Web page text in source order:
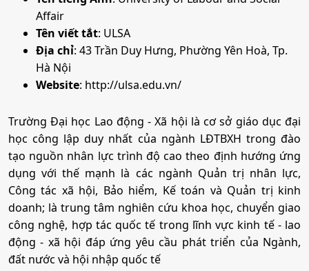
•Mã ngành: 7340201B
•Chỉ tiêu:70
• Phương thức xét tuyển:Ưu TiênĐT THPTHọc Bạ ĐGTD
ĐGNL HN
16. Bảo hiểm
•Mã ngành:7340204A
•Chỉ tiêu:50
• Phương thức xét tuyển:Ưu TiênĐT THPT Học BạĐGTD
BKĐGNL HN
Thí sinh nộp hồ sơ xét tuyển trực tuyến trên cổng
thông tin tuyển sinh của Nhà trường:
https://tuyensinh.ulsa.edu.vn
Thời gian đăng ký: Từ ngày 10/4/2026 đến 17h00
ngày 30/6/2026. (Dự kiến)
Phương thức 5: Xét tuyển dựa trên kết quả học tập
năm học dự bị đại học tại các Trường dự bị đại học
dân tộc (Mã xét tuyển 500)
Thí sinh đăng ký xét tuyển tại trường dự bị đại học mà
mình đang học tập, đồng thời thí sinh vẫn phải đăng ký
online theo kế hoạch tuyển sinh trên cổng thông tin
tuyển sinh của Bộ Giáo dục và Đào tạo (Trường hợp thí
sinh không đăng ký xét tuyển trên cổng thông tin tuyển
sinh của Bộ Giáo dục và Đào tạo thì hồ sơ đăng ký xét
Affair
Tên viết tắt: ULSA
Địa chỉ: 43 Trần Duy Hưng, Phường Yên Hoà, Tp.
Hà Nội
Website: http://ulsa.edu.vn/
Trường Đại học Lao động - Xã hội là cơ sở giáo dục đại
học công lập duy nhất của ngành LĐTBXH trong đào
tạo nguồn nhân lực trình độ cao theo định hướng ứng
dụng với thế mạnh là các ngành Quản trị nhân lực,
Công tác xã hội, Bảo hiểm, Kế toán và Quản trị kinh
doanh; là trung tâm nghiên cứu khoa học, chuyển giao
công nghệ, hợp tác quốc tế trong lĩnh vực kinh tế - lao
động - xã hội đáp ứng yêu cầu phát triển của Ngành,
đất nước và hội nhập quốc tế